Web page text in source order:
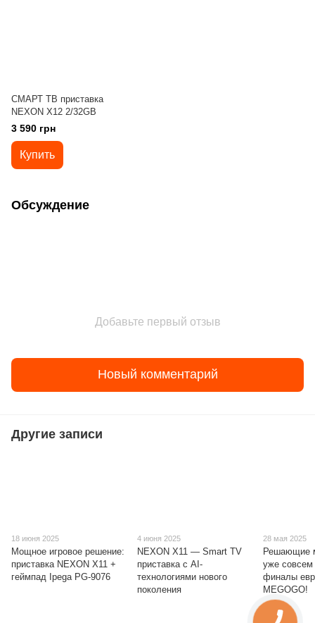
СМАРТ ТВ приставка
NEXON X12 2/32GB
3 590 грн
Купить
Обсуждение
Добавьте первый отзыв
Новый комментарий
Другие записи
18 июня 2025
Мощное игровое решение:
приставка NEXON X11 +
геймпад Ipega PG-9076
4 июня 2025
NEXON X11 — Smart TV
приставка с AI-
технологиями нового
поколения
28 мая 2025
Решающие
уже совсем
финалы
MEGOGO!